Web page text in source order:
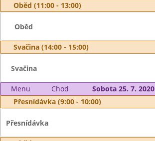
Oběd (11:00 - 13:00)
Oběd
Svačina (14:00 - 15:00)
Svačina
Menu Chod
Sobota 25. 7. 2020
Přesnídávka (9:00 - 10:00)
Přesnídávka